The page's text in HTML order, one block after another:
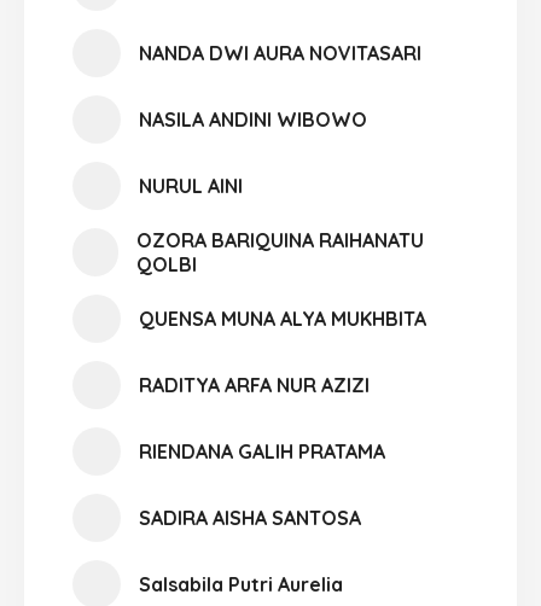
NANDA DWI AURA NOVITASARI
NASILA ANDINI WIBOWO
NURUL AINI
OZORA BARIQUINA RAIHANATU
QOLBI
QUENSA MUNA ALYA MUKHBITA
RADITYA ARFA NUR AZIZI
RIENDANA GALIH PRATAMA
SADIRA AISHA SANTOSA
Salsabila Putri Aurelia